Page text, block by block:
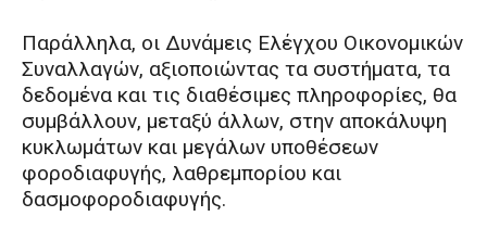
Παράλληλα, οι Δυνάμεις Ελέγχου Οικονομικών
Συναλλαγών, αξιοποιώντας τα συστήματα, τα
δεδομένα και τις διαθέσιμες πληροφορίες, θα
συμβάλλουν, μεταξύ άλλων, στην αποκάλυψη
κυκλωμάτων και μεγάλων υποθέσεων
φοροδιαφυγής, λαθρεμπορίου και
δασμοφοροδιαφυγής.